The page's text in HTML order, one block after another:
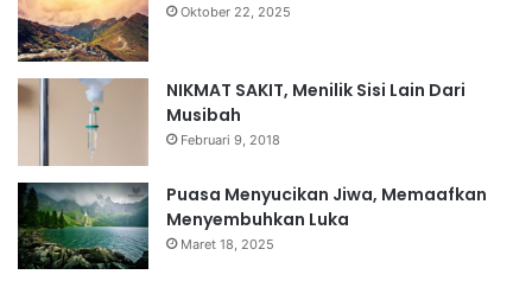
Oktober 22, 2025
NIKMAT SAKIT, Menilik Sisi Lain Dari
Musibah
Februari 9, 2018
Puasa Menyucikan Jiwa, Memaafkan
Menyembuhkan Luka
Maret 18, 2025